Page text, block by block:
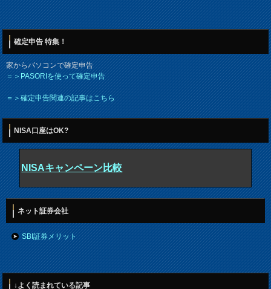
確定申告 特集！
家からパソコンで確定申告
＝＞PASORIを使って確定申告
＝＞確定申告関連の記事はこちら
NISA口座はOK?
NISAキャンペーン比較
ネット証券会社
SBI証券メリット
↓よく読まれている記事